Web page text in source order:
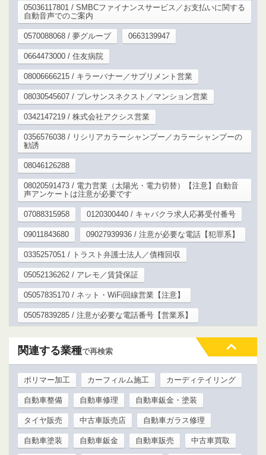
05036117801 / SMBCファイナンスサービス／お支払いに関する
自動音声でのご案内
0570088068 / 夢グループ 0663139947
0664473000 / 住友病院
08006666215 / キラーバナー／サプリメント営業
08030545607 / プレサンスネクスト／マンション営業
0342147219 / 株式会社アクシス営業
0356576038 / リシリアカラーシャンプー／カラーシャンプーの
勧誘
08046126288
08020591473 / 電力営業（太陽光・電力切替）【注意】自動音
声アンケートは注意が必要です
07088315958 0120300440 / キャバクラ求人応募受付番号
09011843680 09027939936 / 注意が必要な電話【犯罪系】
0335257051 / トラスト弁護士法人／債権回収
05052136262 / アレモ／賃貸保証
05057835170 / ネット・WiFi回線営業【注意】
05057839285 / 注意が必要な電話番号【営業系】
関連する業種で再検索
ポリマー加工 カーフィルム施工 カーディテイリング
自動車整備 自動車修理 自動車鈑金・塗装
タイヤ販売 中古車販売店 自動車ガラス修理
自動車塗装 自動車鈑金 自動車販売 中古車買取